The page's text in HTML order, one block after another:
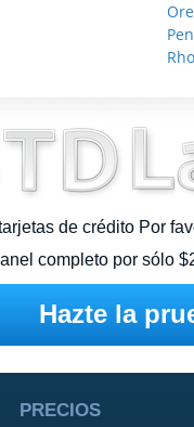
de crédito Por
completo por sólo
Hazte la
PRECIOS